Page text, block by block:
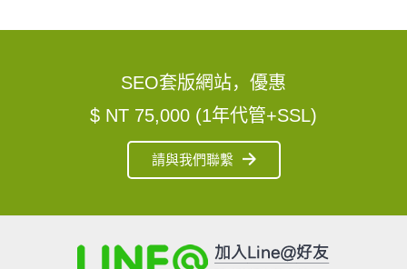
SEO套版網站，優惠
$ NT 75,000 (1年代管+SSL)
請與我們聯繫